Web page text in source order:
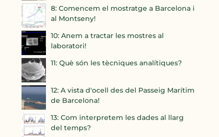
8: Comencem el mostratge a Barcelona i
al Montseny!
10: Anem a tractar les mostres al
laboratori!
11: Què són les tècniques analítiques?
12: A vista d'ocell des del Passeig Marítim
de Barcelona!
13: Com interpretem les dades al llarg
del temps?